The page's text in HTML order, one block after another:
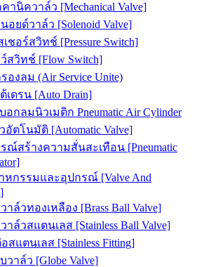
านิควาล์ว [Mechanical Valve]
อยด์วาล์ว [Solenoid Valve]
เชอร์สวิทช์ [Pressure Switch]
สวิทช์ [Flow Switch]
องลม (Air Service Unite)
เดรน [Auto Drain]
อกลมนิวเมติก Pneumatic Air Cylinder
อัตโนมัติ [Automatic Valve]
ณ์สร้างความสั่นสะเทือน [Pneumatic
หกรรมและอุปกรณ์ [Valve And
าล์วทองเหลือง [Brass Ball Valve]
าล์วสแตนเลส [Stainless Ball Valve]
สแตนเลส [Stainless Fitting]
วาล์ว [Globe Valve]